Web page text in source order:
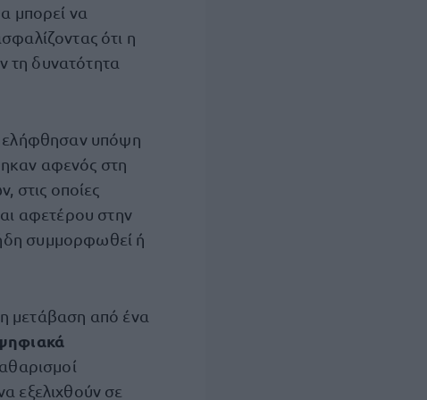
μπορεί να
ότι η
τη δυνατότητα
ελήφθησαν υπόψη
αφενός στη
στις οποίες
αφετέρου στην
συμμορφωθεί ή
μετάβαση από ένα
εξελιχθούν σε